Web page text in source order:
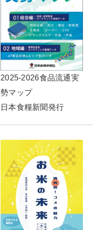
2025-2026食品流通実
勢マップ
日本食糧新聞発行